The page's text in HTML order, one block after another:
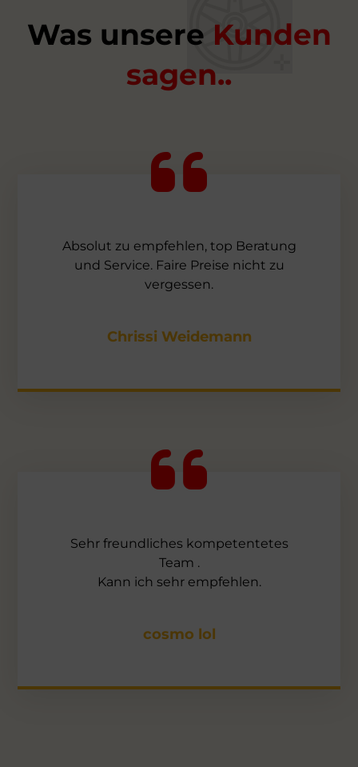
Was unsere Kunden
sagen..
Absolut zu empfehlen, top Beratung
und Service. Faire Preise nicht zu
vergessen.
Chrissi Weidemann
Sehr freundliches kompetentetes
Team .
Kann ich sehr empfehlen.
cosmo lol